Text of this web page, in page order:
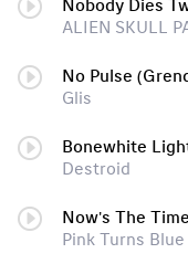
Nobody Dies
ALIEN SKULL
No Pulse
Glis
Bonewhite
Destroid
Now's The
Pink Turns Blue